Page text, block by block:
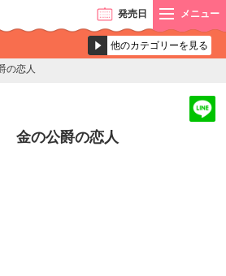
発売日 メニュー
の恋人
金の公爵の恋人